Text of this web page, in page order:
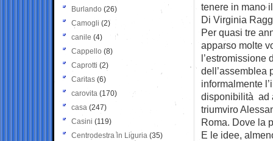
tenere in mano
Di Virginia
Per quasi tre
apparso molte
l’estromissione
dell’assemblea
informalmente
disponibilità ad
triumviro
Roma. Dove la
E le idee,
Burlando (26)
Camogli (2)
canile (4)
Cappello (8)
Caprotti (2)
Caritas (6)
carovita (170)
casa (247)
Casini (119)
Centrodestra in Liguria (35)